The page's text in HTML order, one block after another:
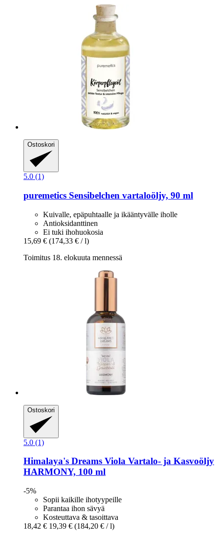
Ostoskori
5.0 (1)
puremetics Sensibelchen vartaloöljy, 90 ml
Kuivalle, epäpuhtaalle ja ikääntyvälle iholle
Antioksidanttinen
Ei tuki ihohuokosia
15,69 € (174,33 € / l)
Toimitus 18. elokuuta mennessä
Ostoskori
5.0 (1)
Himalaya's Dreams Viola Vartalo-​ ja Kasvoöljy
HARMONY, 100 ml
-5%
Sopii kaikille ihotyypeille
Parantaa ihon sävyä
Kosteuttava & tasoittava
18,42 € 19,39 € (184,20 € / l)